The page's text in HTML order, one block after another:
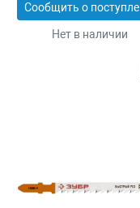
Нет в наличии